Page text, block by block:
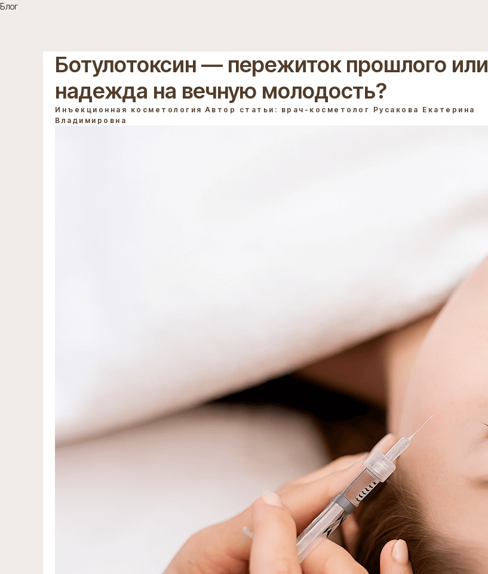
Блог
Ботулотоксин — пережиток прошлого или
надежда на вечную молодость?
Инъекционная косметология Автор статьи: врач-косметолог Русакова Екатерина
Владимировна